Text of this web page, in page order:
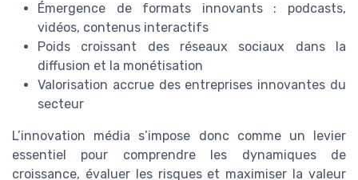
Émergence de formats innovants : podcasts,
vidéos, contenus interactifs
Poids croissant des réseaux sociaux dans la
diffusion et la monétisation
Valorisation accrue des entreprises innovantes du
secteur
L’innovation média s’impose donc comme un levier
essentiel pour comprendre les dynamiques de
croissance, évaluer les risques et maximiser la valeur